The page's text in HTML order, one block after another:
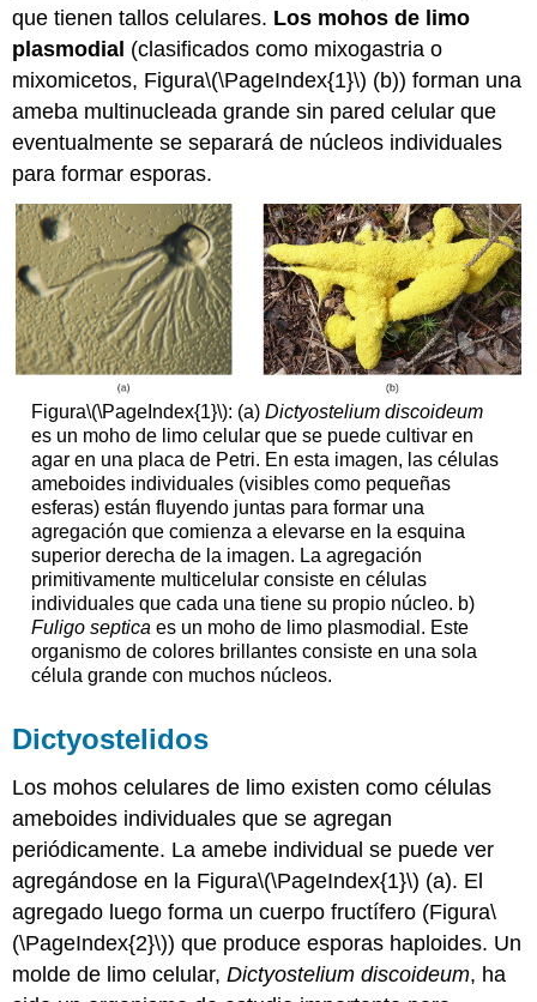
que tienen tallos celulares. Los mohos de limo
plasmodial (clasificados como mixogastria o
mixomicetos, Figura\(\PageIndex{1}\) (b)) forman una
ameba multinucleada grande sin pared celular que
eventualmente se separará de núcleos individuales
para formar esporas.
Figura\(\PageIndex{1}\): (a) Dictyostelium discoideum
es un moho de limo celular que se puede cultivar en
agar en una placa de Petri. En esta imagen, las células
ameboides individuales (visibles como pequeñas
esferas) están fluyendo juntas para formar una
agregación que comienza a elevarse en la esquina
superior derecha de la imagen. La agregación
primitivamente multicelular consiste en células
individuales que cada una tiene su propio núcleo. b)
Fuligo septica es un moho de limo plasmodial. Este
organismo de colores brillantes consiste en una sola
célula grande con muchos núcleos.
Dictyostelidos
Los mohos celulares de limo existen como células
ameboides individuales que se agregan
periódicamente. La amebe individual se puede ver
agregándose en la Figura\(\PageIndex{1}\) (a). El
agregado luego forma un cuerpo fructífero (Figura\
(\PageIndex{2}\)) que produce esporas haploides. Un
molde de limo celular,Dictyostelium discoideum, ha